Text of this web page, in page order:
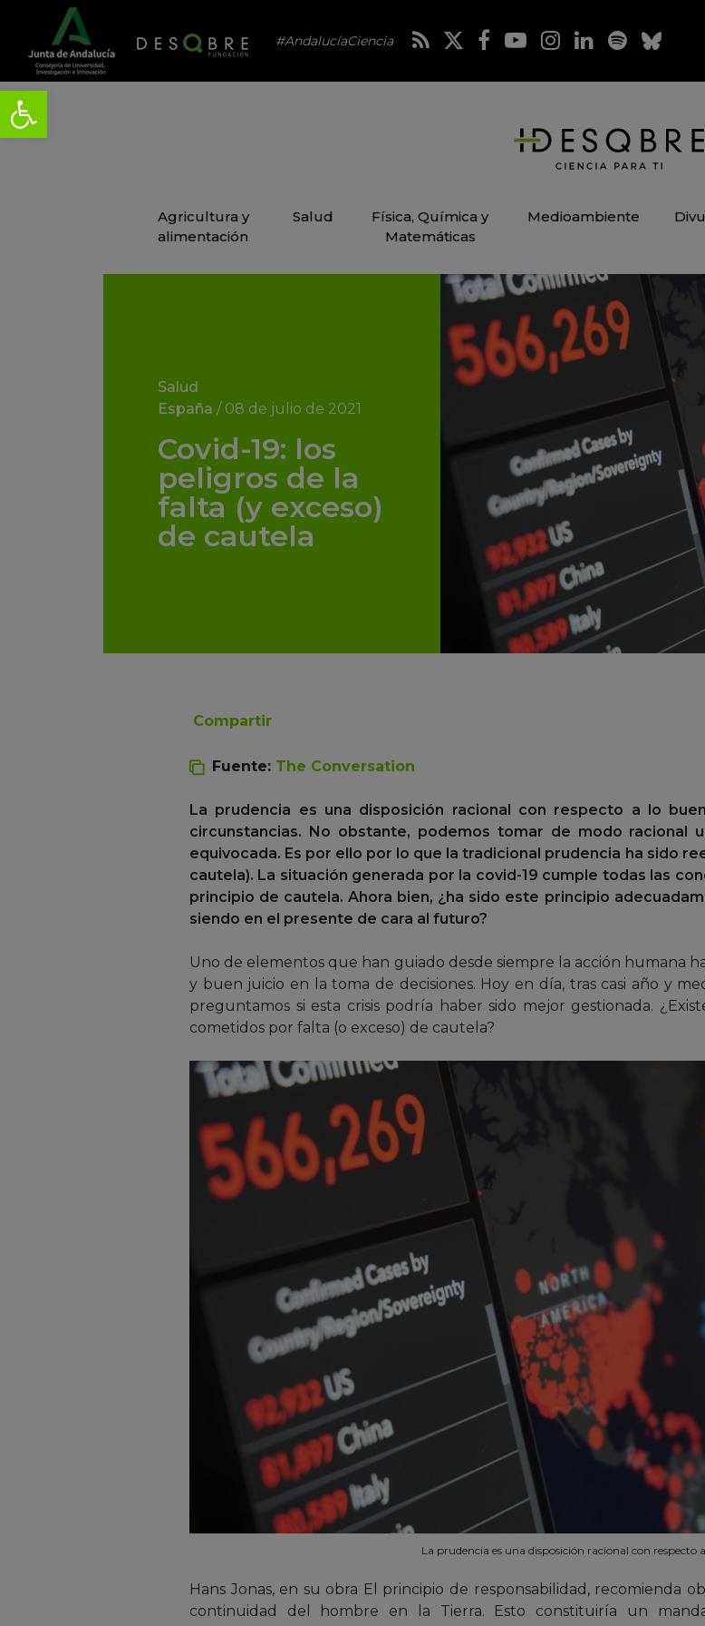
#AndalucíaCiencia
Agricultura y
alimentación
Salud
Física, Química y
Matemáticas
Medioambiente
Salud
España / 08 de julio de 2021
Covid-19: los
peligros de la
falta (y exceso)
de cautela
Compartir
Fuente: The Conversation
La prudencia es una disposición racional con respecto a lo
circunstancias. No obstante, podemos tomar de modo racional
equivocada. Es por ello por lo que la tradicional prudencia ha sido
cautela). La situación generada por la covid-19 cumple todas las
principio de cautela. Ahora bien, ¿ha sido este principio
siendo en el presente de cara al futuro?
Uno de elementos que han guiado desde siempre la acción humana
y buen juicio en la toma de decisiones. Hoy en día, tras casi año y
preguntamos si esta crisis podría haber sido mejor gestionada.
cometidos por falta (o exceso) de cautela?
La prudencia es una disposición racional con
Hans Jonas, en su obra El principio de responsabilidad, recomienda
continuidad del hombre en la Tierra. Esto constituiría un